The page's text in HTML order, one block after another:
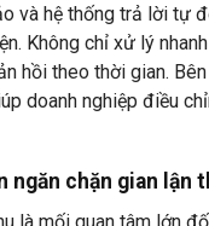
và hệ thống trả lời tự
Không chỉ xử lý
hồi theo thời gian.
doanh nghiệp điều
ngăn chặn gian lận